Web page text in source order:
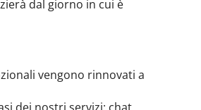
dal giorno in cui è
vengono rinnovati a